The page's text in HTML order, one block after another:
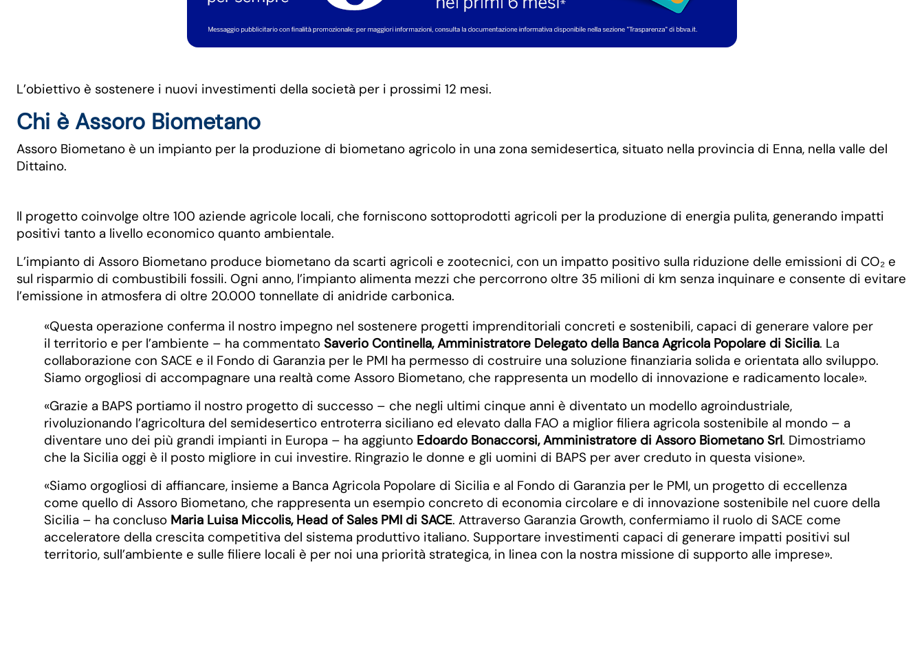
L’obiettivo è sostenere i nuovi investimenti della società per i prossimi 12 mesi.
Chi è Assoro Biometano
Assoro Biometano è un impianto per la produzione di biometano agricolo in una zona semidesertica, situato nella provincia di Enna, nella valle del
Dittaino.
Il progetto coinvolge oltre 100 aziende agricole locali, che forniscono sottoprodotti agricoli per la produzione di energia pulita, generando impatti
positivi tanto a livello economico quanto ambientale.
L’impianto di Assoro Biometano produce biometano da scarti agricoli e zootecnici, con un impatto positivo sulla riduzione delle emissioni di CO₂ e
sul risparmio di combustibili fossili. Ogni anno, l’impianto alimenta mezzi che percorrono oltre 35 milioni di km senza inquinare e consente di evitare
l’emissione in atmosfera di oltre 20.000 tonnellate di anidride carbonica.
«Questa operazione conferma il nostro impegno nel sostenere progetti imprenditoriali concreti e sostenibili, capaci di generare valore per
il territorio e per l’ambiente – ha commentato Saverio Continella, Amministratore Delegato della Banca Agricola Popolare di Sicilia. La
collaborazione con SACE e il Fondo di Garanzia per le PMI ha permesso di costruire una soluzione finanziaria solida e orientata allo sviluppo.
Siamo orgogliosi di accompagnare una realtà come Assoro Biometano, che rappresenta un modello di innovazione e radicamento locale».
«Grazie a BAPS portiamo il nostro progetto di successo – che negli ultimi cinque anni è diventato un modello agroindustriale,
rivoluzionando l’agricoltura del semidesertico entroterra siciliano ed elevato dalla FAO a miglior filiera agricola sostenibile al mondo – a
diventare uno dei più grandi impianti in Europa – ha aggiunto Edoardo Bonaccorsi, Amministratore di Assoro Biometano Srl. Dimostriamo
che la Sicilia oggi è il posto migliore in cui investire. Ringrazio le donne e gli uomini di BAPS per aver creduto in questa visione».
«Siamo orgogliosi di affiancare, insieme a Banca Agricola Popolare di Sicilia e al Fondo di Garanzia per le PMI, un progetto di eccellenza
come quello di Assoro Biometano, che rappresenta un esempio concreto di economia circolare e di innovazione sostenibile nel cuore della
Sicilia – ha concluso Maria Luisa Miccolis, Head of Sales PMI di SACE. Attraverso Garanzia Growth, confermiamo il ruolo di SACE come
acceleratore della crescita competitiva del sistema produttivo italiano. Supportare investimenti capaci di generare impatti positivi sul
territorio, sull’ambiente e sulle filiere locali è per noi una priorità strategica, in linea con la nostra missione di supporto alle imprese».